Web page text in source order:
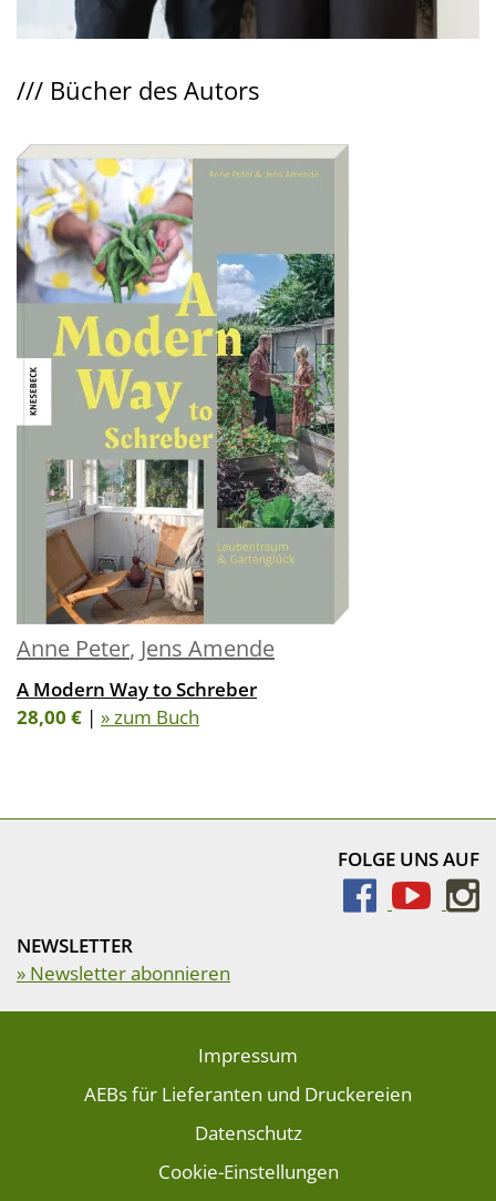
/// Bücher des Autors
Anne Peter, Jens Amende
A Modern Way to Schreber
28,00 € | » zum Buch
FOLGE UNS AUF
NEWSLETTER
» Newsletter abonnieren
Impressum
AEBs für Lieferanten und Druckereien
Datenschutz
Cookie-Einstellungen